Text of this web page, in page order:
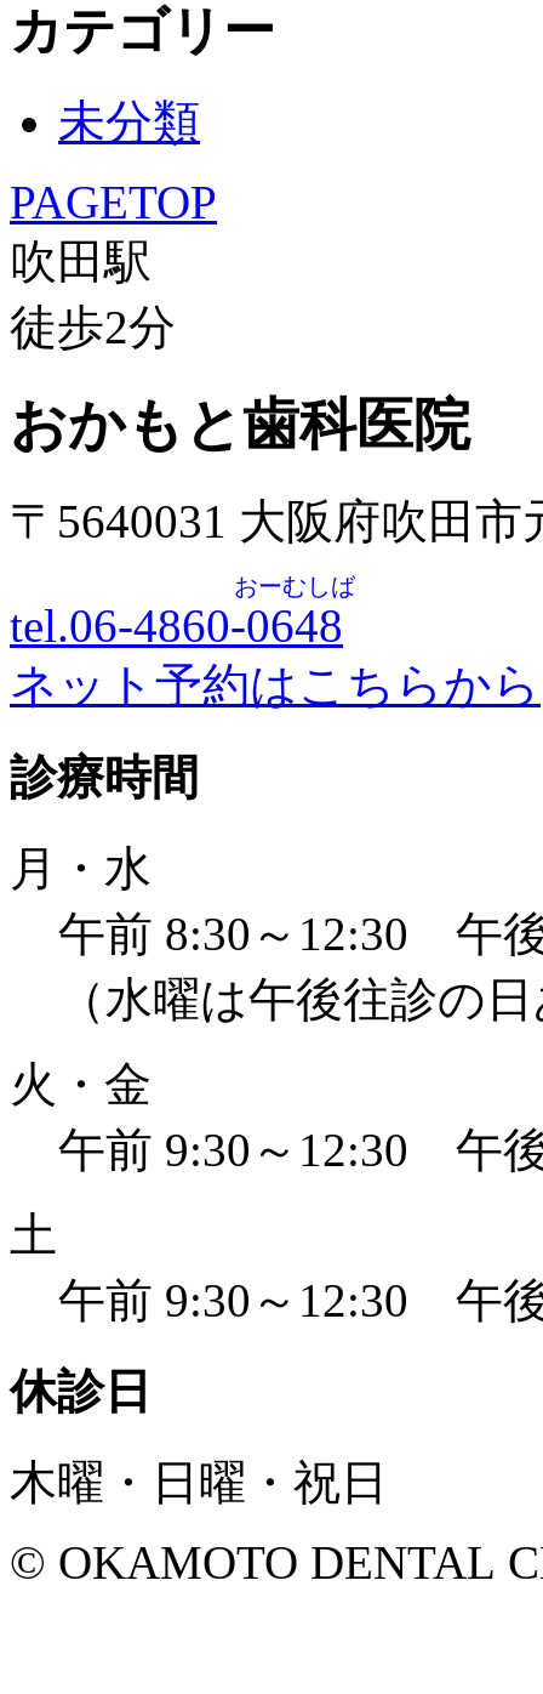
カテゴリー
未分類
PAGETOP
吹田駅
徒歩2分
おかもと歯科医院
〒5640031 大阪府吹田
tel.06-4860-0648
おーむしば
ネット予約はこちらから
診療時間
月・水
午前 8:30～12:30 午
（水曜は午後往診の
火・金
午前 9:30～12:30 午
土
午前 9:30～12:30 午
休診日
木曜・日曜・祝日
© OKAMOTO DENTAL